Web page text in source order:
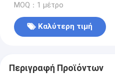
MOQ：1 μέτρο
Καλύτερη τιμή
Περιγραφή Προϊόντων